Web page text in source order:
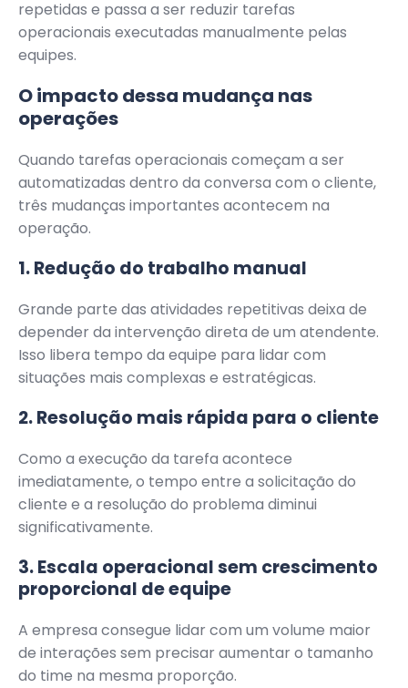
repetidas e passa a ser reduzir tarefas
operacionais executadas manualmente pelas
equipes.
O impacto dessa mudança nas
operações
Quando tarefas operacionais começam a ser
automatizadas dentro da conversa com o cliente,
três mudanças importantes acontecem na
operação.
1. Redução do trabalho manual
Grande parte das atividades repetitivas deixa de
depender da intervenção direta de um atendente.
Isso libera tempo da equipe para lidar com
situações mais complexas e estratégicas.
2. Resolução mais rápida para o cliente
Como a execução da tarefa acontece
imediatamente, o tempo entre a solicitação do
cliente e a resolução do problema diminui
significativamente.
3. Escala operacional sem crescimento
proporcional de equipe
A empresa consegue lidar com um volume maior
de interações sem precisar aumentar o tamanho
do time na mesma proporção.